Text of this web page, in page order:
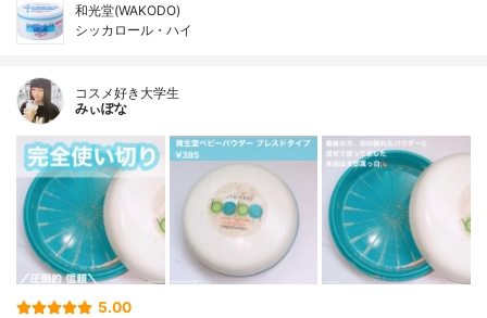
和光堂(WAKODO)
シッカロール・ハイ
コスメ好き大学生
みぃぽな
5.00